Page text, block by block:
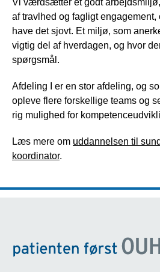
Vi værdsætter et godt
af travlhed og fagligt engagement,
have det sjovt. Et miljø, som
vigtig del af hverdagen, og hvor
spørgsmål.
Afdeling I er en stor afdeling, og
opleve flere forskellige teams og
rig mulighed for
Læs mere om uddannelsen til
koordinator.